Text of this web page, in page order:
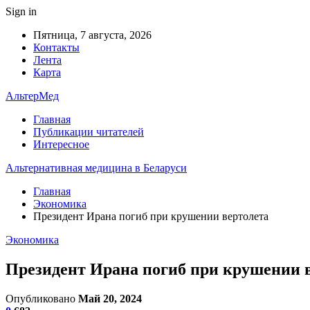
Sign in
Пятница, 7 августа, 2026
Контакты
Лента
Карта
АльтерМед
Главная
Публикации читателей
Интересное
Альтернативная медицина в Беларуси
Главная
Экономика
Президент Ирана погиб при крушении вертолета
Экономика
Президент Ирана погиб при крушении
Опубликовано Май 20, 2024